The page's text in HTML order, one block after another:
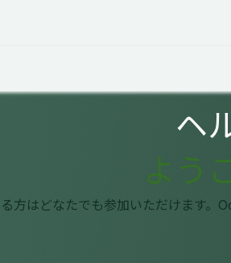
ヘ
よう
方はどなたでも参加いただけます